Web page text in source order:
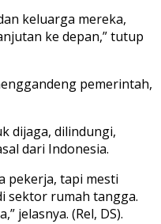
keluarga mereka,
ke depan,” tutup
pemerintah,
dijaga, dilindungi,
dari Indonesia.
pekerja, tapi mesti
sektor rumah tangga.
jelasnya. (Rel, DS).